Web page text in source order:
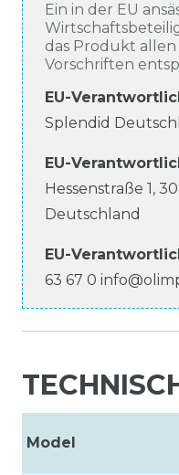
Ein in der EU
das Produkt
Vorschriften
EU-
Splendid
EU-
Hessenstraße 1,
Deutschland
EU-
63 67 0
Model